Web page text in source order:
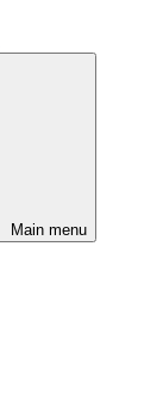
Main menu